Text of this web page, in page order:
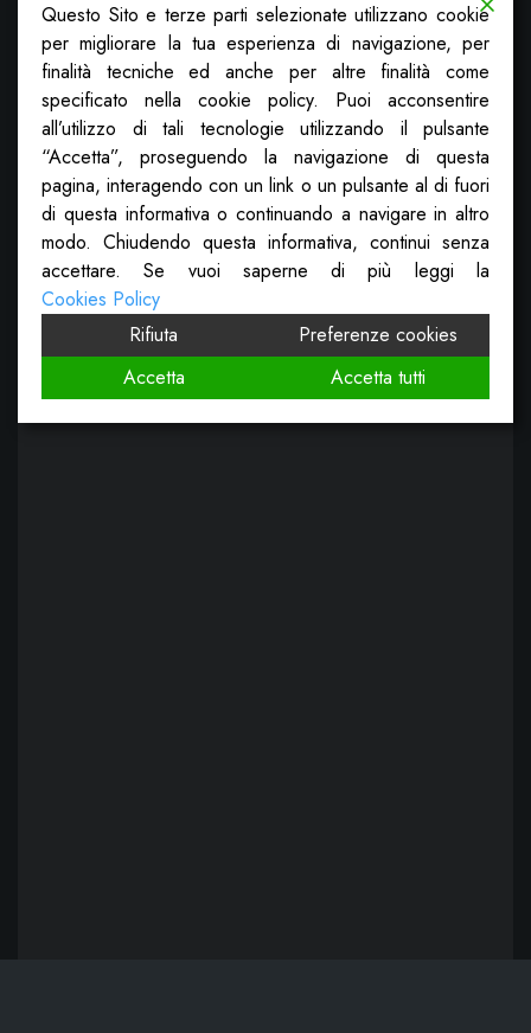
Questo Sito e terze parti selezionate utilizzano cookie
per migliorare la tua esperienza di navigazione, per
finalità tecniche ed anche per altre finalità come
specificato nella cookie policy. Puoi acconsentire
all’utilizzo di tali tecnologie utilizzando il pulsante
“Accetta”, proseguendo la navigazione di questa
pagina, interagendo con un link o un pulsante al di fuori
di questa informativa o continuando a navigare in altro
modo. Chiudendo questa informativa, continui senza
accettare. Se vuoi saperne di più leggi la
Cookies Policy
Rifiuta
Preferenze cookies
Accetta
Accetta tutti